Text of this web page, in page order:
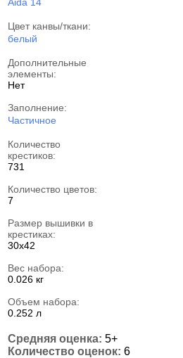
Средняя оценка:5+
Количество оценок:6
Цвет канвы/ткани:
белый
Дополнительные
элементы:
Нет
Заполнение:
Частичное
Количество
крестиков:
731
Количество цветов:
7
Размер вышивки в
крестиках:
30х42
Вес набора:
0.026 кг
Объем набора:
0.252 л